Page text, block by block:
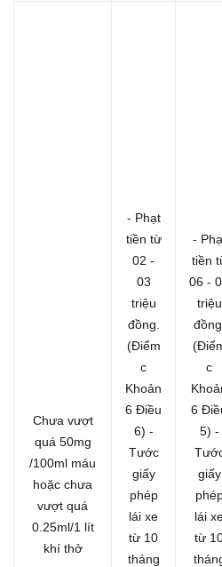
Chưa vượt
quá 50mg
/100ml máu
hoặc chưa
vượt quá
0.25ml/1 lít
khí thở
- Phạt
tiền từ
02 -
03
triệu
đồng.
(Điểm
c
Khoản
6 Điều
6) -
Tước
giấy
phép
lái xe
từ 10
tháng
-
tiền
06 -
triệu
đồng.
c
6
5) -
giấy
lái
từ